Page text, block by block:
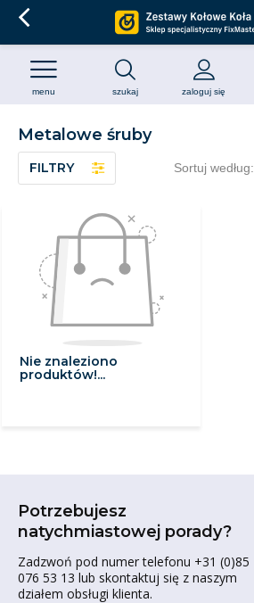
szukaj zaloguj się
menu
Metalowe śruby
FILTRY Sortuj według:
Nie znaleziono
produktów!...
Potrzebujesz
natychmiastowej porady?
Zadzwoń pod numer telefonu +31 (0)85
076 53 13 lub skontaktuj się z naszym
działem obsługi klienta.